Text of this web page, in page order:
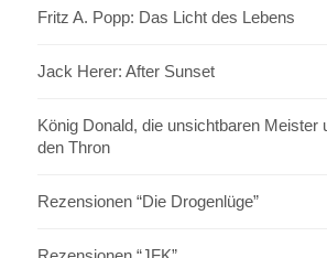
Fritz A. Popp: Das Licht des Lebens
Jack Herer: After Sunset
König Donald, die unsichtbaren Meister
den Thron
Rezensionen “Die Drogenlüge”